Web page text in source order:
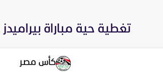
تغطية حية مباراة بيراميدز
كأس مصر